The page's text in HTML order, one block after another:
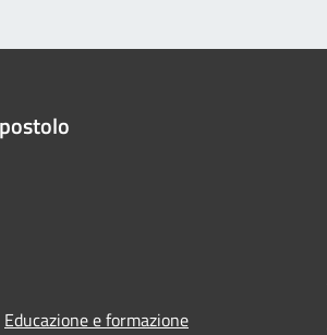
Educazione e formazione